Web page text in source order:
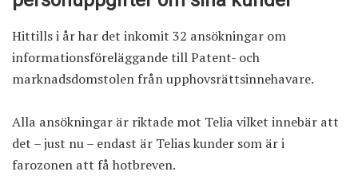
Hittills i år har det inkomit 32 ansökningar om
informationsföreläggande till Patent- och
marknadsdomstolen från upphovsrättsinnehavare.
Alla ansökningar är riktade mot Telia vilket innebär att
det – just nu – endast är Telias kunder som är i
farozonen att få hotbreven.